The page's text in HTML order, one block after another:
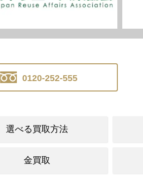
0120-252-555
選べる買取方法
金買取